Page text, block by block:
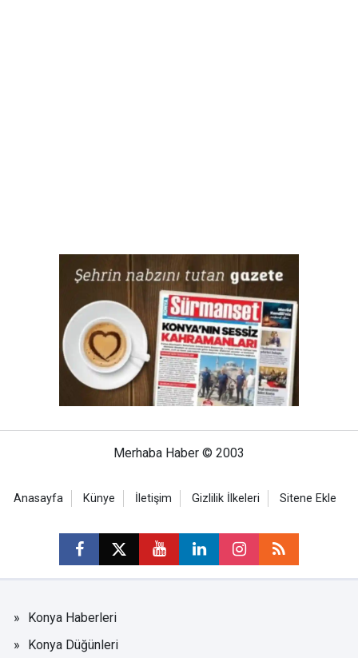
Merhaba Haber © 2003
Anasayfa Künye İletişim Gizlilik İlkeleri Sitene Ekle
Konya Haberleri
Konya Düğünleri